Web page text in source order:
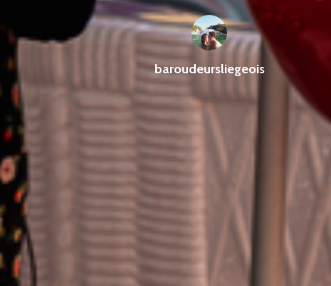
baroudeursliegeois